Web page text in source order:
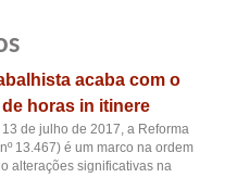
acaba com o
horas in itinere
de julho de 2017, a Reforma
13.467) é um marco na ordem
alterações significativas na